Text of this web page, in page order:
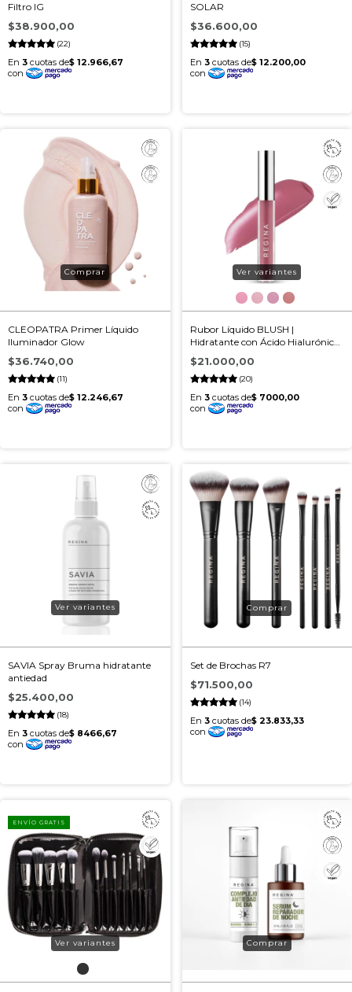
Filtro IG
(22)
$38.900,00
SOLAR
(15)
$36.600,00
CLEOPATRA Primer Líquido
Iluminador Glow
(11)
$36.740,00
Rubor Líquido BLUSH |
Hidratante con Ácido Hialurónico
y Vitamina E
(20)
$21.000,00
Ver variantes
SAVIA Spray Bruma hidratante
antiedad
(18)
$25.400,00
Ver variantes
Set de Brochas R7
(14)
$71.500,00
ENVÍO GRATIS
Ver variantes